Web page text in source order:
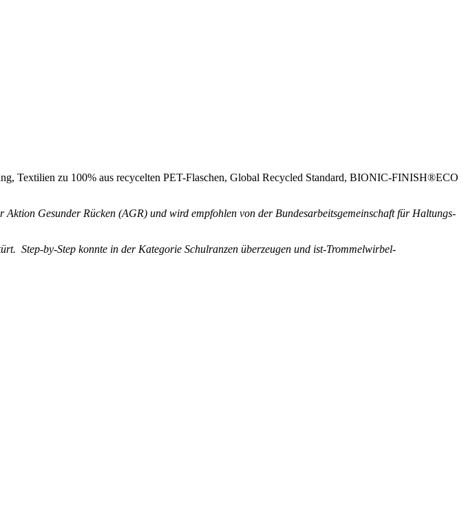
Textilien zu 100% aus recycelten PET-Flaschen, Global Recycled Standard, BIONIC-FINISH®ECO
Gesunder Rücken (AGR) und wird empfohlen von der Bundesarbeitsgemeinschaft für Haltungs-
Step-by-Step konnte in der Kategorie Schulranzen überzeugen und ist-Trommelwirbel-